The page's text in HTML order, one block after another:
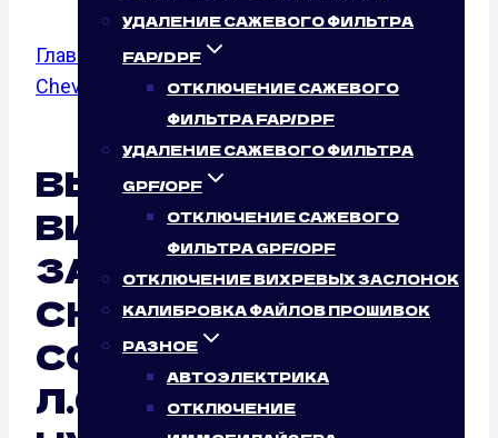
УДАЛЕНИЕ САЖЕВОГО ФИЛЬТРА
FAP/DPF
ОТКЛЮЧЕНИЕ САЖЕВОГО
ФИЛЬТРА FAP/DPF
УДАЛЕНИЕ САЖЕВОГО ФИЛЬТРА
GPF/OPF
ОТКЛЮЧЕНИЕ САЖЕВОГО
ФИЛЬТРА GPF/OPF
ОТКЛЮЧЕНИЕ ВИХРЕВЫХ ЗАСЛОНОК
КАЛИБРОВКА ФАЙЛОВ ПРОШИВОК
РАЗНОЕ
АВТОЭЛЕКТРИКА
ОТКЛЮЧЕНИЕ
Главная /Отключение вихревых заслонок
Chevrolet
Colorado/ 2.9
ВЫКЛЮЧЕНИЕ
ВИХРЕВЫХ
ЗАСЛОНОК
CHEVROLET
COLORADO 2.9 (185
Л.С.): ТАК ЛИ ЭТО